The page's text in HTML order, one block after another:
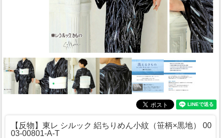
【反物】東レ シルック 絽ちりめん小紋（笹柄×黒地） 00
03-00801-A-T